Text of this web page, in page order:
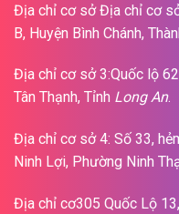
Địa chỉ cơ sở Địa chỉ cơ
B, Huyện Bình Chánh,
Địa chỉ cơ sở 3:Quốc lộ
Tân Thạnh, Tỉnh Long An.
Địa chỉ cơ sở 4: Số 33,
Ninh Lợi, Phường Ninh
Địa chỉ cơ305 Quốc Lộ